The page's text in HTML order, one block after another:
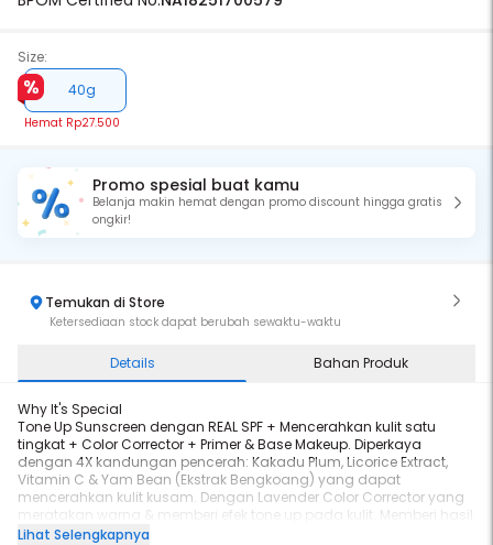
Size:
40g
Hemat Rp27.500
Promo spesial buat kamu
Belanja makin hemat dengan promo discount hingga gratis
ongkir!
Temukan di Store
Ketersediaan stock dapat berubah sewaktu-waktu
Details Bahan Produk
Why It's Special
Tone Up Sunscreen dengan REAL SPF + Mencerahkan kulit satu
tingkat + Color Corrector + Primer & Base Makeup. Diperkaya
dengan 4X kandungan pencerah: Kakadu Plum, Licorice Extract,
Vitamin C & Yam Bean (Ekstrak Bengkoang) yang dapat
mencerahkan kulit kusam. Dengan Lavender Color Corrector yang
meratakan warna & memberi efek tone up pada kulit. Memberi hasil
tone up natural tanpa keabuan, tekstur yang ringan & teruji tidak
Lihat Selengkapnya